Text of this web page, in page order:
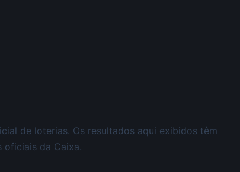
de loterias. Os resultados aqui exibidos têm
oficiais da Caixa.